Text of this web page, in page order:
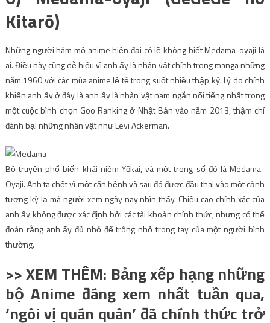
Kitarō)
Những người hâm mộ anime hiện đại có lẽ không biết Medama-oyaji là
ai. Điều này cũng dễ hiểu vì anh ấy là nhân vật chính trong manga những
năm 1960 với các mùa anime lẻ tẻ trong suốt nhiều thập kỷ. Lý do chính
khiến anh ấy ở đây là anh ấy là nhân vật nam ngắn nổi tiếng nhất trong
một cuộc bình chọn Goo Ranking ở Nhật Bản vào năm 2013, thậm chí
đánh bại những nhân vật như Levi Ackerman.
Bộ truyện phổ biến khái niệm Yōkai, và một trong số đó là Medama-
Oyaji. Anh ta chết vì một căn bệnh và sau đó được đầu thai vào một cảnh
tượng kỳ lạ mà người xem ngày nay nhìn thấy. Chiều cao chính xác của
anh ấy không được xác định bởi các tài khoản chính thức, nhưng có thể
đoán rằng anh ấy đủ nhỏ để trông nhỏ trong tay của một người bình
thường.
>> XEM THÊM: Bảng xếp hạng những
bộ Anime đáng xem nhất tuần qua,
‘ngôi vị quán quân’ đã chính thức trở